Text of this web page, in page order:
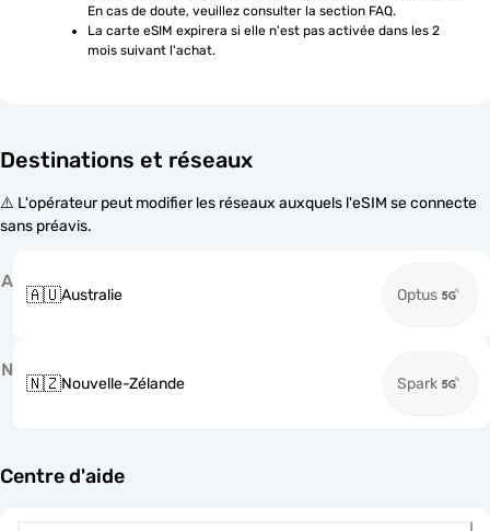
En cas de doute, veuillez consulter la section FAQ.
La carte eSIM expirera si elle n'est pas activée dans les 2
mois suivant l'achat.
Destinations et réseaux
⚠️ L'opérateur peut modifier les réseaux auxquels l'eSIM se connecte
sans préavis.
A
🇦🇺Australie Optus
N
🇳🇿Nouvelle-Zélande Spark
Centre d'aide